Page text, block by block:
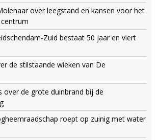
over leegstand en kansen voor het
Zuid bestaat 50 jaar en viert
de stilstaande wieken van De
over de grote duinbrand bij de
roept op zuinig met water